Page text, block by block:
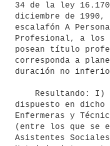
34 de la ley
diciembre de
escalafón A
Profesional, a los
posean título
corresponda a
duración no
dispuesto en
Enfermeras y
(entre los que se
Asistentes